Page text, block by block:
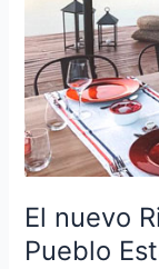
El nuevo
Pueblo
Pueblo
Estancia
La
Paz